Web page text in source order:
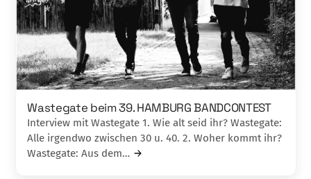
Wastegate beim 39. HAMBURG BANDCONTEST
Interview mit Wastegate 1. Wie alt seid ihr? Wastegate:
Alle irgendwo zwischen 30 u. 40. 2. Woher kommt ihr?
Wastegate: Aus dem…